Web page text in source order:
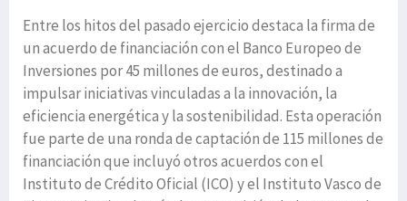
Entre los hitos del pasado ejercicio destaca la firma de
un acuerdo de financiación con el Banco Europeo de
Inversiones por 45 millones de euros, destinado a
impulsar iniciativas vinculadas a la innovación, la
eficiencia energética y la sostenibilidad. Esta operación
fue parte de una ronda de captación de 115 millones de
financiación que incluyó otros acuerdos con el
Instituto de Crédito Oficial (ICO) y el Instituto Vasco de